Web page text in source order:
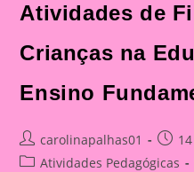
Atividades de
Crianças na
Ensino
Post
author:
carolinapalhas01
Post
PostAtividades Pedagógicas